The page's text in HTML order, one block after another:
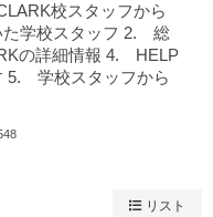
校スタッフから
学校スタッフ 2. 総
の詳細情報 4. HELP
5. 学校スタッフから
リスト